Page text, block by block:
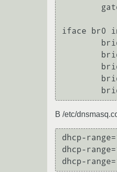
iface br0
В /etc/
dhcp-
dhcp-
dhcp-